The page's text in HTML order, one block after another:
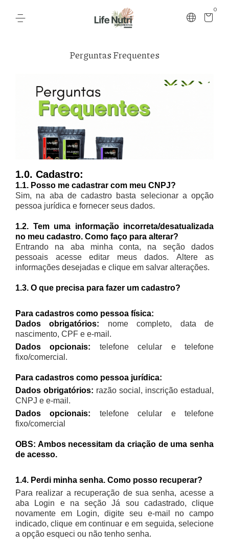
0
Perguntas Frequentes
1.0. Cadastro:
1.1. Posso me cadastrar com meu CNPJ?
Sim, na aba de cadastro basta selecionar a opção
pessoa jurídica e fornecer seus dados.
1.2. Tem uma informação incorreta/desatualizada
no meu cadastro. Como faço para alterar?
Entrando na aba minha conta, na seção dados
pessoais acesse editar meus dados. Altere as
informações desejadas e clique em salvar alterações.
1.3. O que precisa para fazer um cadastro?
Para cadastros como pessoa física:
Dados obrigatórios: nome completo, data de
nascimento, CPF e e-mail.
Dados opcionais: telefone celular e telefone
fixo/comercial.
Para cadastros como pessoa jurídica:
Dados obrigatórios: razão social, inscrição estadual,
CNPJ e e-mail.
Dados opcionais: telefone celular e telefone
fixo/comercial
OBS: Ambos necessitam da criação de uma senha
de acesso.
1.4. Perdi minha senha. Como posso recuperar?
Para realizar a recuperação de sua senha, acesse a
aba Login e na seção Já sou cadastrado, clique
novamente em Login, digite seu e-mail no campo
indicado, clique em continuar e em seguida, selecione
a opção esqueci ou não tenho senha.